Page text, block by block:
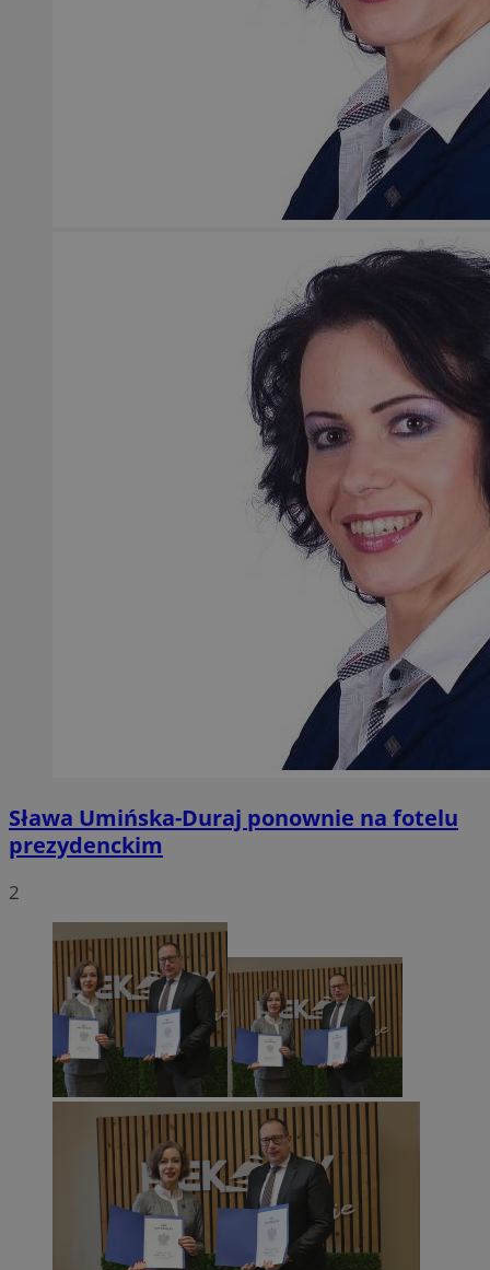
Sława Umińska-Duraj ponownie na fotelu
prezydenckim
2